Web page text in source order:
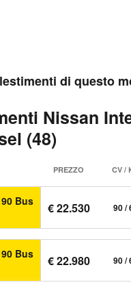
di questo
Nissan
(48)
PREZZO CV /
Bus
€ 22.530 90 /
Bus
€ 22.980 90 /